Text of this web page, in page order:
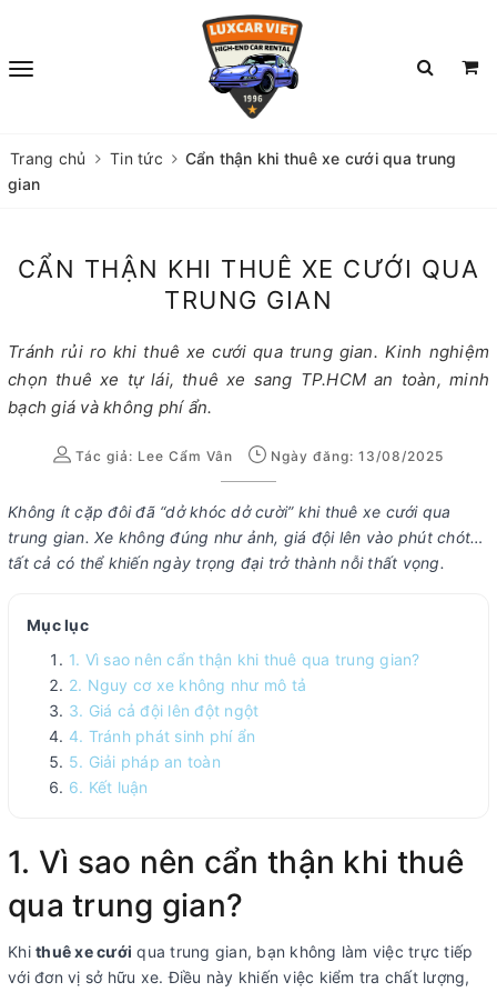
Trang chủ Tin tức
Cẩn thận khi thuê xe cưới qua trung
gian
CẨN THẬN KHI THUÊ XE CƯỚI QUA
TRUNG GIAN
Tránh rủi ro khi thuê xe cưới qua trung gian. Kinh nghiệm
chọn thuê xe tự lái, thuê xe sang TP.HCM an toàn, minh
bạch giá và không phí ẩn.
Tác giả: Lee Cẩm Vân Ngày đăng: 13/08/2025
Không ít cặp đôi đã “dở khóc dở cười” khi thuê xe cưới qua
trung gian. Xe không đúng như ảnh, giá đội lên vào phút chót…
tất cả có thể khiến ngày trọng đại trở thành nỗi thất vọng.
Mục lục
1. Vì sao nên cẩn thận khi thuê qua trung gian?
2. Nguy cơ xe không như mô tả
3. Giá cả đội lên đột ngột
4. Tránh phát sinh phí ẩn
5. Giải pháp an toàn
6. Kết luận
1. Vì sao nên cẩn thận khi thuê
qua trung gian?
Khi thuê xe cưới qua trung gian, bạn không làm việc trực tiếp
với đơn vị sở hữu xe. Điều này khiến việc kiểm tra chất lượng,